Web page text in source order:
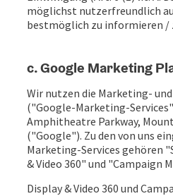
möglichst nutzerfreundlich
bestmöglich zu informieren /
c. Google Marketing
Wir nutzen die Marketing-
("Google-Marketing-
Amphitheatre Parkway,
("Google"). Zu den von uns
Marketing-Services gehören
& Video 360" und "Campaign
Display & Video 360 und